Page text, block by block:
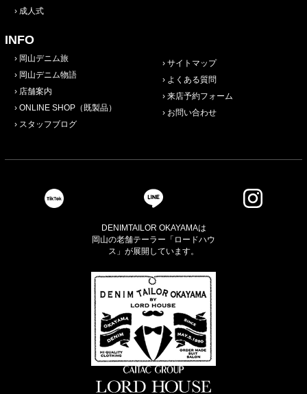
成人式
INFO
岡山デニム旅
岡山デニム物語
店舗案内
ONLINE SHOP（既製品）
スタッフブログ
サイトマップ
よくある質問
来店予約フォーム
お問い合わせ
DENIMTAILOR OKAYAMAは
岡山の老舗テーラー「ロードハウ
ス」が展開しています。